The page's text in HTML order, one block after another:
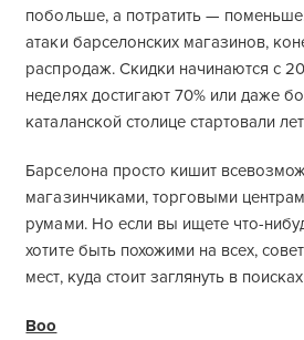
побольше, а потратить —
атаки барселонских магазинов,
распродаж. Скидки начинаются с
неделях достигают 70% или даже
каталанской столице стартовали
Барселона просто кишит
магазинчиками, торговыми
румами. Но если вы ищете что-
хотите быть похожими на всех,
мест, куда стоит заглянуть в
Boo